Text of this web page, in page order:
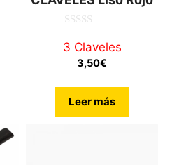
d
e
3 Claveles
3,50€
Leer más